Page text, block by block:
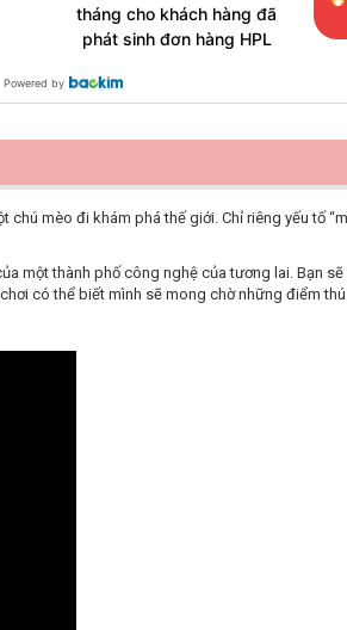
tháng cho khách hàng đã
phát sinh đơn hàng HPL
Powered by
mèo đi khám phá thế giới. Chỉ riêng yếu tố
một thành phố công nghệ của tương lai. Bạn
có thể biết mình sẽ mong chờ những điểm